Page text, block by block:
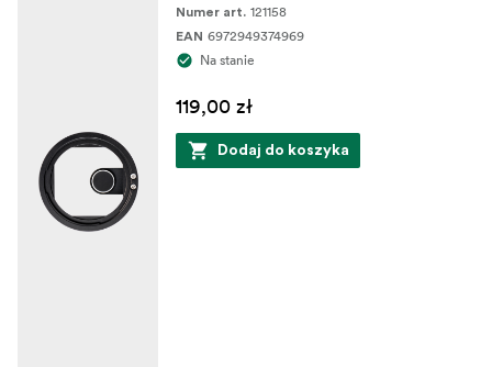
Numer art. 121158
EAN 6972949374969
Na stanie
119,00 zł
Dodaj do koszyka